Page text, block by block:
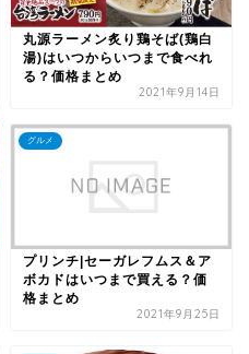
丸源ラーメン炙り鶏そば(鶏白
湯)はいつからいつまで食べれ
る？価格まとめ
2021年9月14日
グルメ
プリンチ|セーガレフムス＆ア
ボカドはいつまで買える？価
格まとめ
2021年9月25日